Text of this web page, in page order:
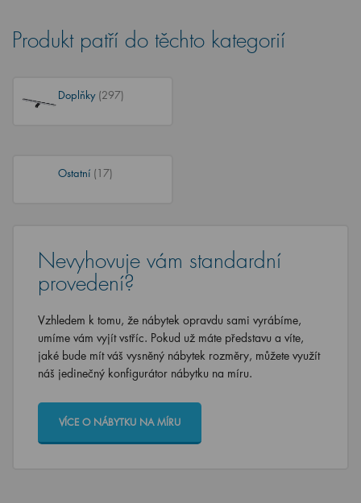
Produkt patří do těchto kategorií
Doplňky (297)
Ostatní (17)
Nevyhovuje vám standardní
provedení?
Vzhledem k tomu, že nábytek opravdu sami vyrábíme,
umíme vám vyjít vstříc. Pokud už máte představu a víte,
jaké bude mít váš vysněný nábytek rozměry, můžete využít
náš jedinečný konfigurátor nábytku na míru.
VÍCE O NÁBYTKU NA MÍRU